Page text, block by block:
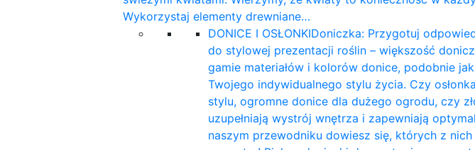
Wykorzystaj elementy drewniane…
DONICE I OSŁONKIDoniczka: Przygotuj
do stylowej prezentacji roślin – większość
gamie materiałów i kolorów donice, podobnie
Twojego indywidualnego stylu życia. Czy
stylu, ogromne donice dla dużego ogrodu, czy
uzupełniają wystrój wnętrza i zapewniają
naszym przewodniku dowiesz się, których z